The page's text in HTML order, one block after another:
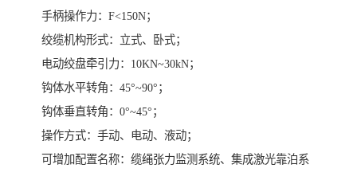
手柄操作力：F<150N；
绞缆机构形式：立式、卧式；
电动绞盘牵引力：10KN~30kN；
钩体水平转角：45°~90°；
钩体垂直转角：0°~45°；
操作方式：手动、电动、液动；
可增加配置名称：缆绳张力监测系统、集成激光靠泊系